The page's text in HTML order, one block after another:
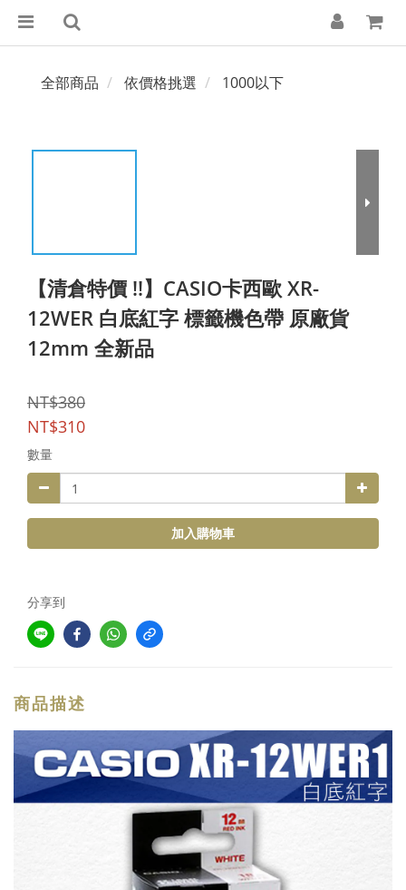
全部商品 依價格挑選 1000以下
【清倉特價 !!】CASIO卡西歐 XR-
12WER 白底紅字 標籤機色帶 原廠貨
12mm 全新品
NT$380
NT$310
數量
加入購物車
分享到
商品描述